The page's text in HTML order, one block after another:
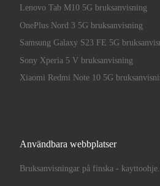
Lenovo Tab M10 5G bruksanvisning
OnePlus Nord 3 5G bruksanvisning
Samsung Galaxy S23 FE 5G
Sony Xperia 5 V bruksanvisning
Xiaomi Redmi Note 10 5G
Användbara webbplatser
Bruksanvisningar på finska -